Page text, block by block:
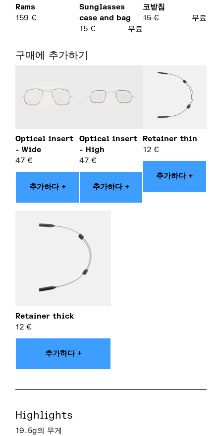
Rams
159 €
Sunglasses
case and bag
15€ 무료
코받침
15€ 무료
구매에 추가하기
Optical insert
- Wide
47 €
추가하다 +
Optical insert
- High
47€
추가하다 +
Retainer thin
12 €
추가하다 +
Retainer thick
12 €
추가하다 +
Highlights
19.5g의 무게